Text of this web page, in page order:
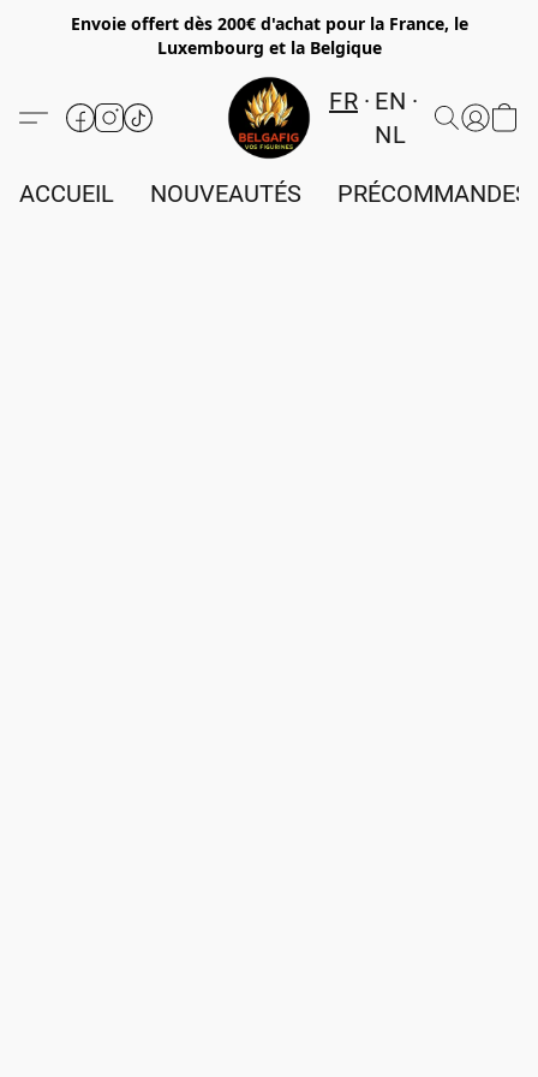
Envoie offert dès 200€ d'achat pour la France, le
Luxembourg et la Belgique
FR
EN
NL
ACCUEIL NOUVEAUTÉS PRÉCOMMANDES